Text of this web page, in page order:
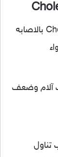
لا يسمح باستعمال دواء كوليروز Cholerose بالاصابه
آلام وضعف
تناول